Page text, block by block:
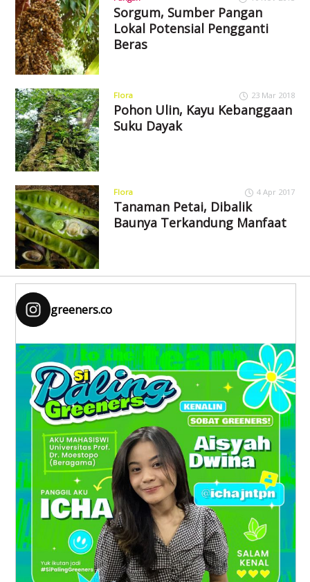
Sorgum, Sumber Pangan
Lokal Potensial Pengganti
Beras
Flora 23 Mar 2018
Pohon Ulin, Kayu Kebanggaan
Suku Dayak
Flora 4 Apr 2017
Tanaman Petai, Dibalik
Baunya Terkandung Manfaat
greeners.co